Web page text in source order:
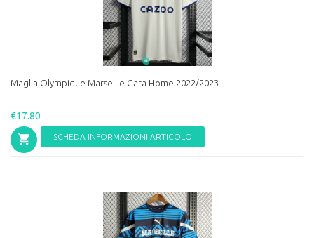
Maglia Olympique Marseille Gara Home 2022/2023
€17.80
SCHEDA INFORMAZIONI ARTICOLO